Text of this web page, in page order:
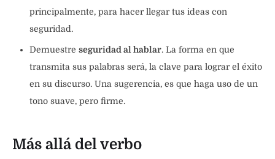
principalmente, para hacer llegar tus ideas con
seguridad.
Demuestre seguridad al hablar. La forma en que
transmita sus palabras será, la clave para lograr el éxito
en su discurso. Una sugerencia, es que haga uso de un
tono suave, pero firme.
Más allá del verbo